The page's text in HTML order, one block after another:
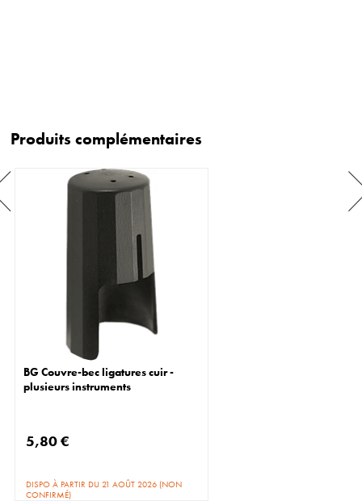
Produits complémentaires
BG Couvre-bec ligatures cuir -
plusieurs instruments
5,80 €
DISPO À PARTIR DU 21 AOÛT 2026 (NON
CONFIRMÉ)